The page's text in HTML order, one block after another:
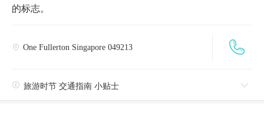
的标志。

 One Fullerton Singapore 049213
 旅游时节 交通指南 小贴士 